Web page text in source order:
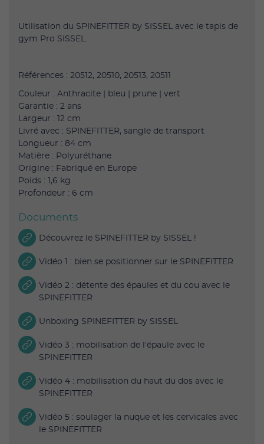
Utilisation du SPINEFITTER by SISSEL avec le tapis de
gym Pro SISSEL.
Références : 20512, 20510, 20513, 20511
Couleur : Anthracite | bleu | prune | vert
Garantie : 2 ans
Largeur : 12 cm
Livré avec : SPINEFITTER, sangle de transport
Longueur : 84 cm
Matière : Polyuréthane
Origine : Fabriqué en Europe
Poids : 1,6 kg
Profondeur : 6 cm
Documents
Découvrez le SPINEFITTER by SISSEL !
Vidéo 1 : bien se positionner sur le SPINEFITTER
Vidéo 2 : détente des épaules et du cou avec le
SPINEFITTER
Unboxing SPINEFITTER by SISSEL
Vidéo 3 : mobilisation de l'épaule avec le
SPINEFITTER
Vidéo 4 : mobilisation du haut du dos avec le
SPINEFITTER
Vidéo 5 : soulager la nuque et les cervicales avec
le SPINEFITTER